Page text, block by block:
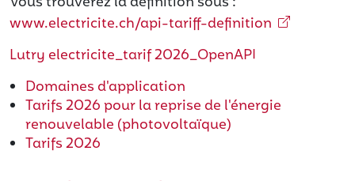
www.electricite.ch/api-tariff-definition
Lutry electricite_tarif 2026_OpenAPI
Domaines d'application
Tarifs 2026 pour la reprise de l'énergie
renouvelable (photovoltaïque)
Tarifs 2026